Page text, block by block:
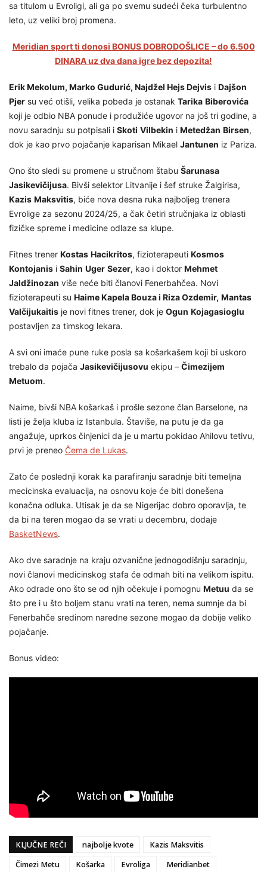
sa titulom u Evroligi, ali ga po svemu sudeći čeka turbulentno
leto, uz veliki broj promena.
Meridian sport ti donosi BONUS DOBRODOŠLICE – do 6.500
DINARA uz dva dana igre bez depozita!
Erik Mekolum, Marko Gudurić, Najdžel Hejs Dejvis i Dajšon
Pjer su već otišli, velika pobeda je ostanak Tarika Biberovića
koji je odbio NBA ponude i produžiće ugovor na još tri godine, a
novu saradnju su potpisali i Skoti Vilbekin i Metedžan Birsen,
dok je kao prvo pojačanje kaparisan Mikael Jantunen iz Pariza.
Ono što sledi su promene u stručnom štabu Šarunasa
Jasikevičijusa. Bivši selektor Litvanije i šef struke Žalgirisa,
Kazis Maksvitis, biće nova desna ruka najboljeg trenera
Evrolige za sezonu 2024/25, a čak četiri stručnjaka iz oblasti
fizičke spreme i medicine odlaze sa klupe.
Fitnes trener Kostas Hacikritos, fizioterapeuti Kosmos
Kontojanis i Sahin Uger Sezer, kao i doktor Mehmet
Jaldžinozan više neće biti članovi Fenerbahčea. Novi
fizioterapeuti su Haime Kapela Bouza i Riza Ozdemir, Mantas
Valčijukaitis je novi fitnes trener, dok je Ogun Kojagasioglu
postavljen za timskog lekara.
A svi oni imaće pune ruke posla sa košarkašem koji bi uskoro
trebalo da pojača Jasikevičijusovu ekipu – Čimezijem
Metuom.
Naime, bivši NBA košarkaš i prošle sezone član Barselone, na
listi je želja kluba iz Istanbula. Štaviše, na putu je da ga
angažuje, uprkos činjenici da je u martu pokidao Ahilovu tetivu,
prvi je preneo Čema de Lukas.
Zato će poslednji korak ka parafiranju saradnje biti temeljna
mecicinska evaluacija, na osnovu koje će biti donešena
konačna odluka. Utisak je da se Nigerijac dobro oporavlja, te
da bi na teren mogao da se vrati u decembru, dodaje
BasketNews.
Ako dve saradnje na kraju ozvanične jednogodišnju saradnju,
novi članovi medicinskog stafa će odmah biti na velikom ispitu.
Ako odrade ono što se od njih očekuje i pomognu Metuu da se
što pre i u što boljem stanu vrati na teren, nema sumnje da bi
Fenerbahče sredinom naredne sezone mogao da dobije veliko
pojačanje.
Bonus video:
KLJUČNE REČI najbolje kvote
Kazis Maksvitis
Čimezi Metu
Košarka Evroliga Meridianbet